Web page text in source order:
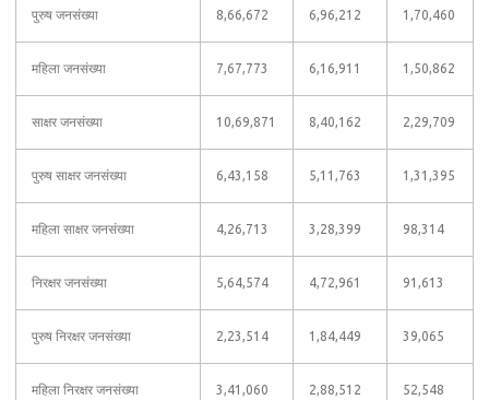
पुरुष जनसंख्या 8,66,672 6,96,212 1,70,460
महिला जनसंख्या 7,67,773 6,16,911 1,50,862
साक्षर जनसंख्या 10,69,871 8,40,162 2,29,709
पुरुष साक्षर जनसंख्या 6,43,158 5,11,763 1,31,395
महिला साक्षर जनसंख्या 4,26,713 3,28,399 98,314
निरक्षर जनसंख्या 5,64,574 4,72,961 91,613
पुरुष निरक्षर जनसंख्या 2,23,514 1,84,449 39,065
महिला निरक्षर जनसंख्या 3,41,060 2,88,512 52,548